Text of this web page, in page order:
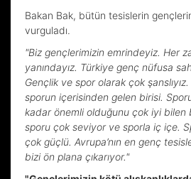
Bakan Bak, bütün tesislerin
vurguladı.
"Biz gençlerimizin emrindeyiz. Her
yanındayız. Türkiye genç nüfusa
Gençlik ve spor olarak çok
sporun içerisinden gelen birisi.
kadar önemli olduğunu çok iyi bilen
sporu çok seviyor ve sporla iç içe.
çok güçlü. Avrupa’nın en genç
bizi ön plana çıkarıyor."